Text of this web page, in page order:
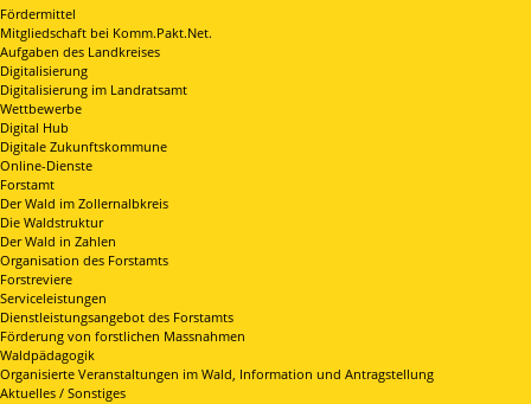
Fördermittel
Mitgliedschaft bei Komm.Pakt.Net.
Aufgaben des Landkreises
Digitalisierung
Digitalisierung im Landratsamt
Wettbewerbe
Digital Hub
Digitale Zukunftskommune
Online-Dienste
Forstamt
Der Wald im Zollernalbkreis
Die Waldstruktur
Der Wald in Zahlen
Organisation des Forstamts
Forstreviere
Serviceleistungen
Dienstleistungsangebot des Forstamts
Förderung von forstlichen Massnahmen
Waldpädagogik
Organisierte Veranstaltungen im Wald, Information und Antragstellung
Aktuelles / Sonstiges